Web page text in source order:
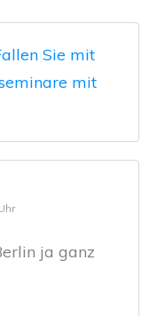
Sie mit
mit
ja ganz